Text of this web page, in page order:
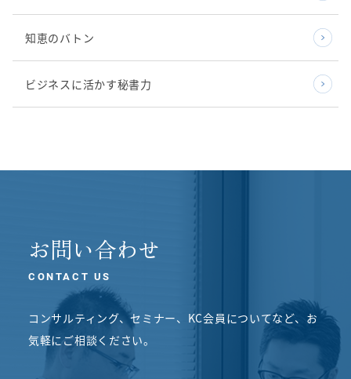
知恵のバトン
ビジネスに活かす秘書力
お問い合わせ
CONTACT US
コンサルティング、セミナー、KC会員についてなど、 お
気軽にご相談ください。